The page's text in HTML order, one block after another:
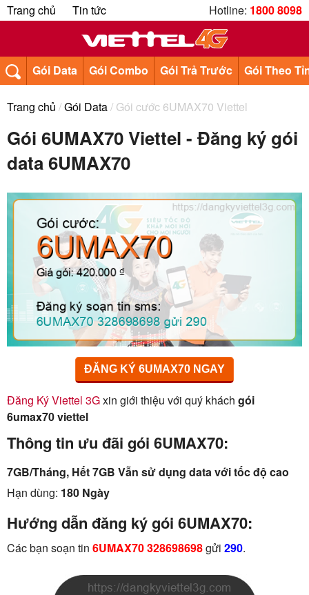
Trang chủ Tin tức Hotline: 1800 8098
Gói Data Gói Combo Gói Trả Trước Gói Theo
Trang chủ /Gói Data/ Gói cước 6UMAX70 Viettel
Gói 6UMAX70 Viettel - Đăng ký gói
data 6UMAX70
ĐĂNG KÝ 6UMAX70 NGAY
Đăng Ký Viettel 3Gxin giới thiệu với quý khách gói
6umax70 viettel
Thông tin ưu đãi gói 6UMAX70:
7GB/Tháng, Hết 7GB Vẫn sử dụng data với tốc độ cao
Hạn dùng: 180 Ngày
Hướng dẫn đăng ký gói 6UMAX70:
Các bạn soạn tin 6UMAX70 328698698gửi 290.